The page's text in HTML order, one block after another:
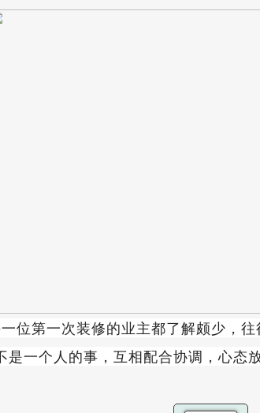
位第一次装修的业主都了解颇少，
是一个人的事，互相配合协调，心态